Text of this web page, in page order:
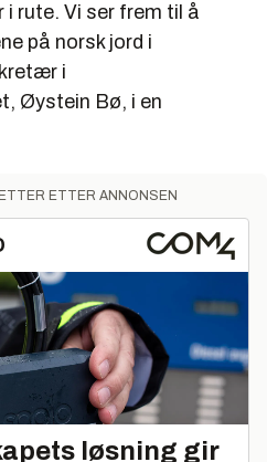
rute. Vi ser frem til å
på norsk jord i
i
Øystein Bø, i en
ETTER ANNONSEN
løsning gir